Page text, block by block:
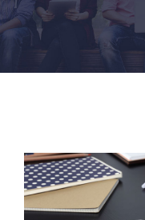
Studij
Međunarodna saradnja